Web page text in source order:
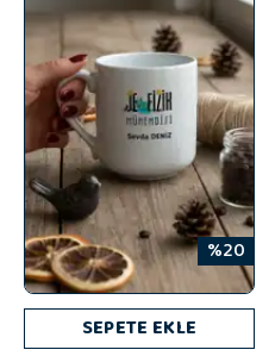
%20
SEPETE EKLE